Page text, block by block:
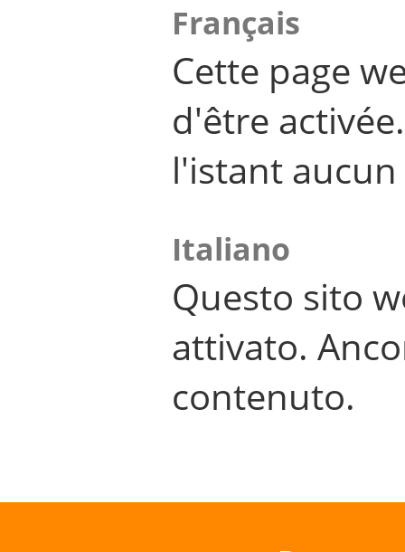
Français
Cette page
d'être
l'istant
Italiano
Questo sito
attivato.
contenuto.